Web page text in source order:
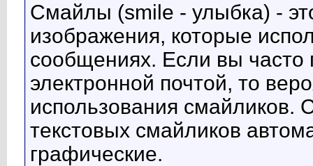
Смайлы (smile - улыбка) -
изображения, которые
сообщениях. Если вы часто
электронной почтой, то
использования
текстовых смайликов
графические.